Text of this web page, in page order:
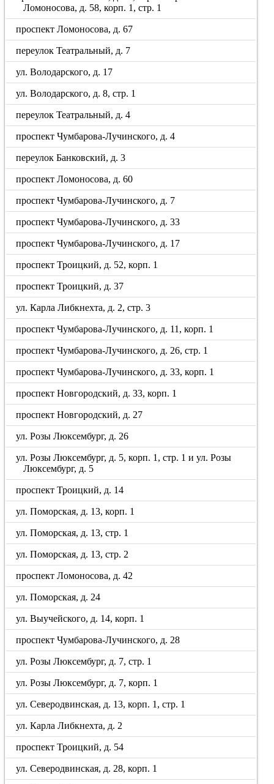
Ломоносова, д. 58, корп. 1, стр. 1
проспект Ломоносова, д. 67
переулок Театральный, д. 7
ул. Володарского, д. 17
ул. Володарского, д. 8, стр. 1
переулок Театральный, д. 4
проспект Чумбарова-Лучинского, д. 4
переулок Банковский, д. 3
проспект Ломоносова, д. 60
проспект Чумбарова-Лучинского, д. 7
проспект Чумбарова-Лучинского, д. 33
проспект Чумбарова-Лучинского, д. 17
проспект Троицкий, д. 52, корп. 1
проспект Троицкий, д. 37
ул. Карла Либкнехта, д. 2, стр. 3
проспект Чумбарова-Лучинского, д. 11, корп. 1
проспект Чумбарова-Лучинского, д. 26, стр. 1
проспект Чумбарова-Лучинского, д. 33, корп. 1
проспект Новгородский, д. 33, корп. 1
проспект Новгородский, д. 27
ул. Розы Люксембург, д. 26
ул. Розы Люксембург, д. 5, корп. 1, стр. 1 и ул. Розы
Люксембург, д. 5
проспект Троицкий, д. 14
ул. Поморская, д. 13, корп. 1
ул. Поморская, д. 13, стр. 1
ул. Поморская, д. 13, стр. 2
проспект Ломоносова, д. 42
ул. Поморская, д. 24
ул. Выучейского, д. 14, корп. 1
проспект Чумбарова-Лучинского, д. 28
ул. Розы Люксембург, д. 7, стр. 1
ул. Розы Люксембург, д. 7, корп. 1
ул. Северодвинская, д. 13, корп. 1, стр. 1
ул. Карла Либкнехта, д. 2
проспект Троицкий, д. 54
ул. Северодвинская, д. 28, корп. 1